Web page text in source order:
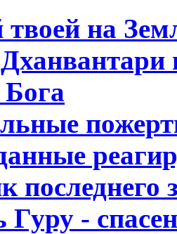
на
последнего
-